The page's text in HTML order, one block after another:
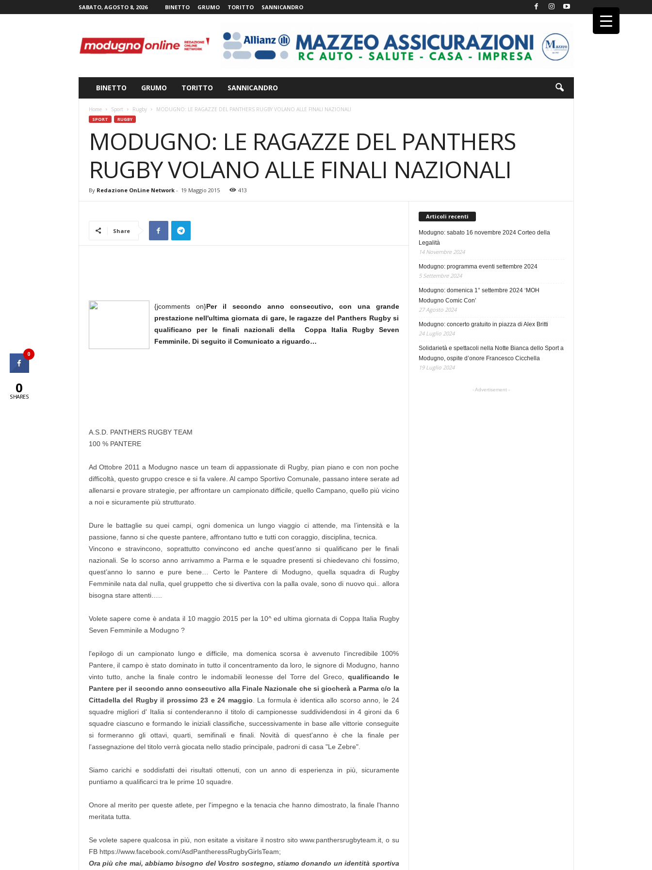
SABATO, AGOSTO 8, 2026 BINETTO GRUMO TORITTO SANNICANDRO
d
u
BINETTO GRUMO TORITTO SANNICANDRO
Home Sport Rugby MODUGNO: LE RAGAZZE DEL PANTHERS RUGBY VOLANO ALLE FINALI NAZIONALI
SPORT RUGBY
MODUGNO: LE RAGAZZE DEL PANTHERS
RUGBY VOLANO ALLE FINALI NAZIONALI
By Redazione OnLine Network- 19 Maggio 2015 413
Share
{jcomments on}Per il secondo anno consecutivo, con una grande
prestazione nell'ultima giornata di gare, le ragazze del Panthers Rugby si
qualificano per le finali nazionali della
Coppa Italia Rugby Seven
Femminile. Di seguito il Comunicato a riguardo…
A.S.D. PANTHERS RUGBY TEAM
100 % PANTERE
Ad Ottobre 2011 a Modugno nasce un team di appassionate di Rugby, pian piano e con non poche
difficoltà, questo gruppo cresce e si fa valere. Al campo Sportivo Comunale, passano intere serate ad
allenarsi e provare strategie, per affrontare un campionato difficile, quello Campano, quello più vicino
a noi e sicuramente più strutturato.
Dure le battaglie su quei campi, ogni domenica un lungo viaggio ci attende, ma l’intensità e la
passione, fanno si che queste pantere, affrontano tutto e tutti con coraggio, disciplina, tecnica.
Vincono e stravincono, soprattutto convincono ed anche quest’anno si qualificano per le finali
nazionali. Se lo scorso anno arrivammo a Parma e le squadre presenti si chiedevano chi fossimo,
quest’anno lo sanno e pure bene… Certo le Pantere di Modugno, quella squadra di Rugby
Femminile nata dal nulla, quel gruppetto che si divertiva con la palla ovale, sono di nuovo qui.. allora
bisogna stare attenti…..
Volete sapere come è andata il 10 maggio 2015 per la 10^ ed ultima giornata di Coppa Italia Rugby
Seven Femminile a Modugno ?
l'epilogo di un campionato lungo e difficile, ma domenica scorsa è avvenuto l'incredibile 100%
Pantere, il campo è stato dominato in tutto il concentramento da loro, le signore di Modugno, hanno
vinto tutto, anche la finale contro le indomabili leonesse del Torre del Greco, qualificando le
Pantere per il secondo anno consecutivo alla Finale Nazionale che si giocherà a Parma c/o la
Cittadella del Rugby il prossimo 23 e 24 maggio . La formula è identica allo scorso anno, le 24
squadre migliori d' Italia si contenderanno il titolo di campionesse suddividendosi in 4 gironi da 6
squadre ciascuno e formando le iniziali classifiche, successivamente in base alle vittorie conseguite
si formeranno gli ottavi, quarti, semifinali e finali. Novità di quest'anno è che la finale per
l'assegnazione del titolo verrà giocata nello stadio principale, padroni di casa "Le Zebre".
Siamo carichi e soddisfatti dei risultati ottenuti, con un anno di esperienza in più, sicuramente
puntiamo a qualificarci tra le prime 10 squadre.
Onore al merito per queste atlete, per l'impegno e la tenacia che hanno dimostrato, la finale l'hanno
meritata tutta.
Se volete sapere qualcosa in più, non esitate a visitare il nostro sito www.panthersrugbyteam.it, o su
FB https://www.facebook.com/AsdPantheressRugbyGirlsTeam;
Ora più che mai, abbiamo bisogno del Vostro sostegno, stiamo donando un identità sportiva
Articoli recenti
Modugno: sabato 16 novembre 2024 Corteo della
Legalità
14 Novembre 2024
Modugno: programma eventi settembre 2024
5 Settembre 2024
Modugno: domenica 1° settembre 2024 ‘MOH
Modugno Comic Con’
27 Agosto 2024
Modugno: concerto gratuito in piazza di Alex Britti
24 Luglio 2024
Solidarietà e spettacoli nella Notte Bianca dello Sport a
Modugno, ospite d’onore Francesco Cicchella
19 Luglio 2024
- Advertisement -
0
0
SHARES